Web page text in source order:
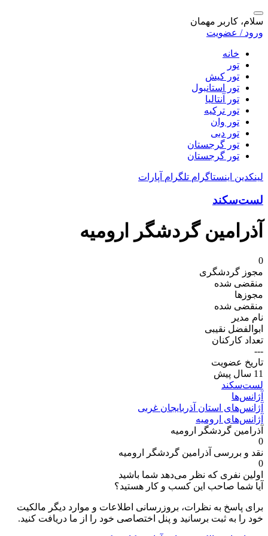
سلام، کاربر مهمان
ورود / عضویت
خانه
تور
تور کیش
تور استانبول
تور آنتالیا
تور ترکیه
تور وان
تور دبی
تور گرجستان
تور گرجستان
لینکدین اینستاگرام تلگرام آپارات
لست‌سکند
آذرامین گردشگر ارومیه
0
مجوز گردشگری
منقضی شده
مجوز‌ها
منقضی شده
نام مدیر
ابوالفضل نقیبی
تعداد کارکنان
---
تاریخ عضویت
11 سال پیش
لست‌سکند
آژانس‌ها
آژانس‌های استان آذربایجان غربی
آژانس‌های ارومیه
آذرامین گردشگر ارومیه
0
نقد و بررسی آذرامین گردشگر ارومیه
0
اولین نفری که نظر می‌دهد شما باشید
آیا شما صاحب این کسب و کار هستید؟
برای پاسخ به نظرات، بروزرسانی اطلاعات و موارد دیگر مالکیت
خود را به ثبت برسانید و پنل اختصاصی خود را از ما دریافت کنید.